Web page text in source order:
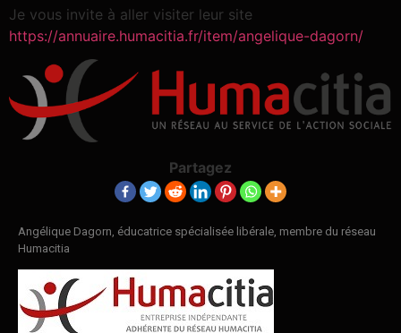
Je vous invite à aller visiter leur site
https://annuaire.humacitia.fr/item/angelique-dagorn/
Partagez
Angélique Dagorn, éducatrice spécialisée libérale, membre du réseau
Humacitia